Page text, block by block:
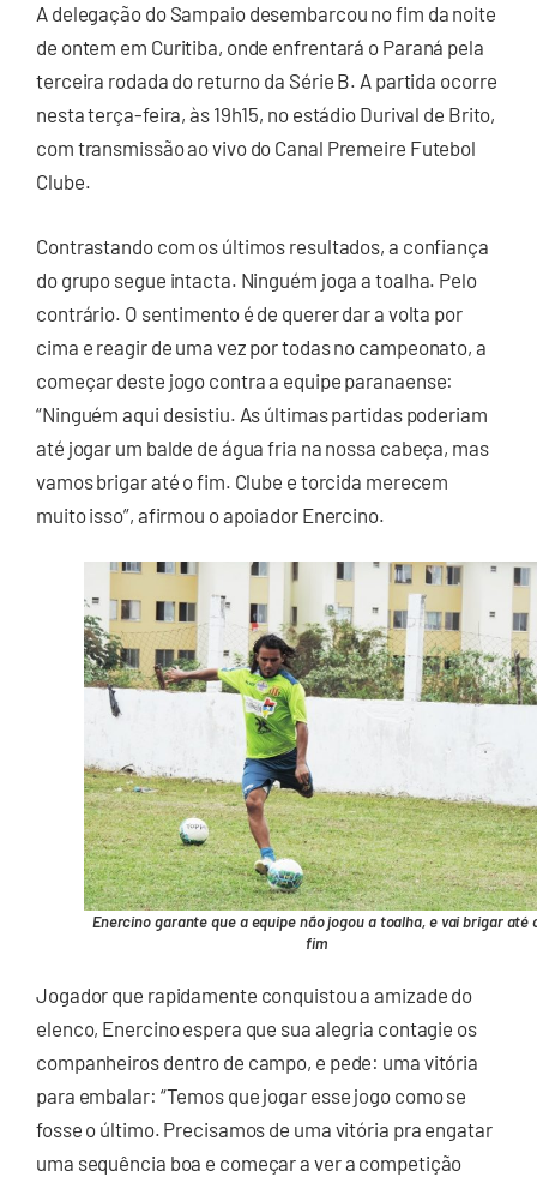
A delegação do Sampaio desembarcou no fim da noite
de ontem em Curitiba, onde enfrentará o Paraná pela
terceira rodada do returno da Série B. A partida ocorre
nesta terça-feira, às 19h15, no estádio Durival de Brito,
com transmissão ao vivo do Canal Premeire Futebol
Clube.
Contrastando com os últimos resultados, a confiança
do grupo segue intacta. Ninguém joga a toalha. Pelo
contrário. O sentimento é de querer dar a volta por
cima e reagir de uma vez por todas no campeonato, a
começar deste jogo contra a equipe paranaense:
“Ninguém aqui desistiu. As últimas partidas poderiam
até jogar um balde de água fria na nossa cabeça, mas
vamos brigar até o fim. Clube e torcida merecem
muito isso”, afirmou o apoiador Enercino.
Enercino garante que a equipe não jogou a toalha, e vai brigar até
fim
Jogador que rapidamente conquistou a amizade do
elenco, Enercino espera que sua alegria contagie os
companheiros dentro de campo, e pede: uma vitória
para embalar: “Temos que jogar esse jogo como se
fosse o último. Precisamos de uma vitória pra engatar
uma sequência boa e começar a ver a competição